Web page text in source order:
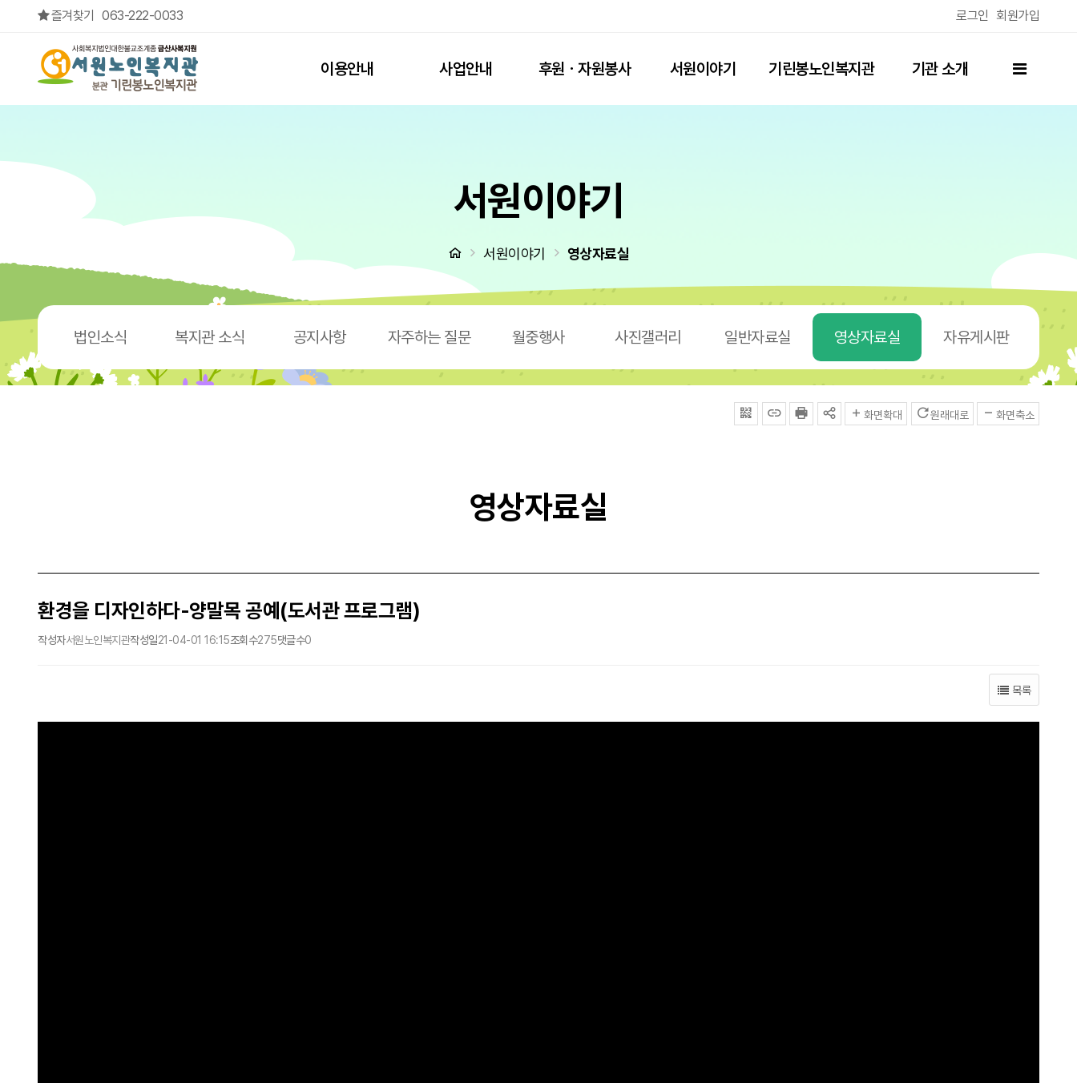
환경을 디자인하다-양말목 공예(도서관 프로그램) > 영상자료실
즐겨찾기 063-222-0033 로그인 회원가입
이용안내 사업안내 후원ㆍ자원봉사 서원이야기 기린봉노인복지관 기관 소개 전체메
서원이야기
처음으로
서원이야기 영상자료실
법인소식 복지관 소식 공지사항 자주하는 질문 월중행사 사진갤러리 일반자료실 영상자료실 자유게시판
QRcode주소복사프린터공유 화면확대 원래대로 화면축소
영상자료실
환경을 디자인하다-양말목 공예(도서관 프로그램)
작성자서원노인복지관작성일21-04-01 16:15조회수275댓글수0
목록